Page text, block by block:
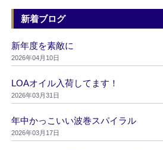
新着ブログ
新年度を素敵に
2026年04月10日
LOAオイル入荷してます！
2026年03月31日
年中かっこいい波巻スパイラル
2026年03月17日